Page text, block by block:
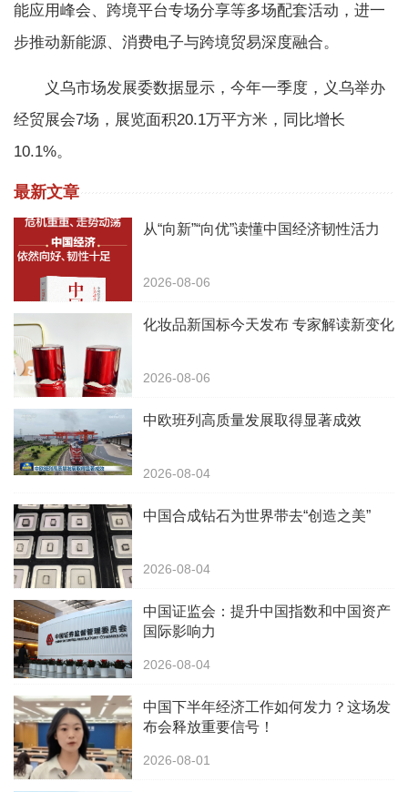
能应用峰会、跨境平台专场分享等多场配套活动，进一
步推动新能源、消费电子与跨境贸易深度融合。
义乌市场发展委数据显示，今年一季度，义乌举办
经贸展会7场，展览面积20.1万平方米，同比增长
10.1%。
最新文章
从“向新”“向优”读懂中国经济韧性活力
2026-08-06
化妆品新国标今天发布 专家解读新变化
2026-08-06
中欧班列高质量发展取得显著成效
2026-08-04
中国合成钻石为世界带去“创造之美”
2026-08-04
中国证监会：提升中国指数和中国资产
国际影响力
2026-08-04
中国下半年经济工作如何发力？这场发
布会释放重要信号！
2026-08-01